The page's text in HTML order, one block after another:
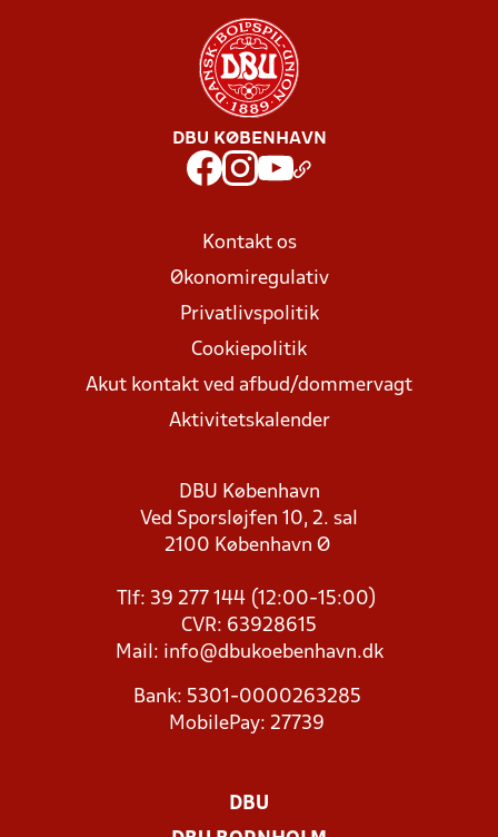
DBU KØBENHAVN
Kontakt os
Økonomiregulativ
Privatlivspolitik
Cookiepolitik
Akut kontakt ved afbud/dommervagt
Aktivitetskalender
DBU København
Ved Sporsløjfen 10, 2. sal
2100 København Ø
Tlf: 39 277 144 (12:00-15:00)
CVR: 63928615
Mail: info@dbukoebenhavn.dk
Bank: 5301-0000263285
MobilePay: 27739
DBU